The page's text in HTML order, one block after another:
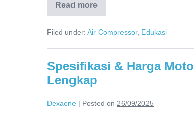
Read more
Filed under: Air Compressor, Edukasi
Spesifikasi & Harga
Lengkap
Dexaene | Posted on 26/09/2025